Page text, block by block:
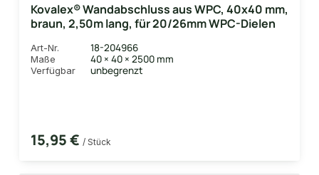
Kovalex® Wandabschluss aus WPC, 40x40 mm,
braun, 2,50m lang, für 20/26mm WPC-Dielen
Art-Nr. 18-204966
Maße 40 × 40 × 2500 mm
Verfügbar unbegrenzt
15,95 € / Stück